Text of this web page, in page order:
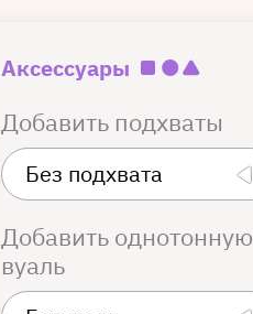
Аксессуары
Добавить подхваты
Добавить однотонную
вуаль